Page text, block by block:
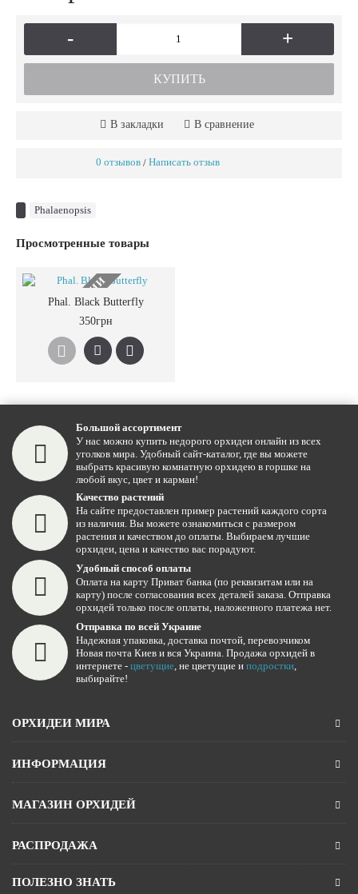
- +
КУПИТЬ
В закладки В сравнение
0 отзывов / Написать отзыв
Phalaenopsis
Просмотренные товары
НЕТ В НАЛИЧИИ
Phal. Black Butterfly
350грн
Большой ассортимент
У нас можно купить недорого орхидеи онлайн из всех
уголков мира. Удобный сайт-каталог, где вы можете
выбрать красивую комнатную орхидею в горшке на
любой вкус, цвет и карман!
Качество растений
На сайте предоставлен пример растений каждого сорта
из наличия. Вы можете ознакомиться с размером
растения и качеством до оплаты. Выбираем лучшие
орхидеи, цена и качество вас порадуют.
Удобный способ оплаты
Оплата на карту Приват банка (по реквизитам или на
карту) после согласования всех деталей заказа. Отправка
орхидей только после оплаты, наложенного платежа нет.
Отправка по всей Украине
Надежная упаковка, доставка почтой, перевозчиком
Новая почта Киев и вся Украина. Продажа орхидей в
интернете - цветущие, не цветущие и подростки,
выбирайте!
ОРХИДЕИ МИРА
ИНФОРМАЦИЯ
МАГАЗИН ОРХИДЕЙ
РАСПРОДАЖА
ПОЛЕЗНО ЗНАТЬ